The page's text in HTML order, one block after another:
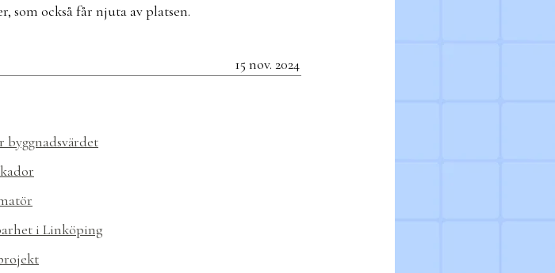
som också får njuta av platsen.
15 nov. 2024
byggnadsvärdet
i Linköping